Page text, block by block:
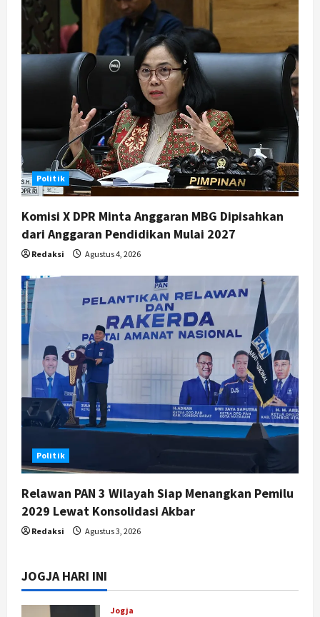
Politik
Komisi X DPR Minta Anggaran MBG Dipisahkan
dari Anggaran Pendidikan Mulai 2027
Redaksi Agustus 4, 2026
Politik
Relawan PAN 3 Wilayah Siap Menangkan Pemilu
2029 Lewat Konsolidasi Akbar
Redaksi Agustus 3, 2026
JOGJA HARI INI
Jogja